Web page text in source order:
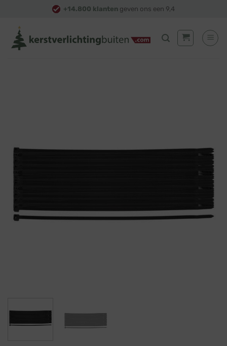
content
+14.800 klanten geven ons een 9,4